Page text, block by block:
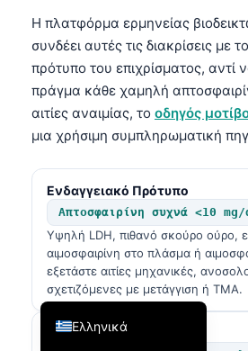
Η πλατφόρμα ερμηνείας
συνδέει αυτές τις διακρίσεις με
πρότυπο του επιχρίσματος, αντί
πράγμα κάθε χαμηλή
αιτίες αναιμίας, το οδηγός
μια χρήσιμη συμπληρωματική
Ενδαγγειακό Πρότυπο
Απτοσφαιρίνη συχνά <10 mg/
Υψηλή LDH, πιθανό σκούρο ούρο,
αιμοσφαιρίνη στο πλάσμα ή
εξετάστε αιτίες μηχανικές,
σχετιζόμενες με μετάγγιση ή TMA.
Εξωαγγειακό Πρότυπο
Ελληνικά
English
Deutsch
العربية
Français
Italiano
Español
Português
Română